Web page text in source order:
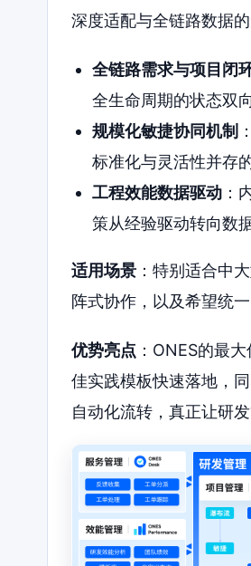
深度适配与全链路数据的
全链路需求与项目闭
全生命周期的状态双
规模化敏捷协同机制
标准化与灵活性并存
工程效能数据驱动：
策从经验驱动转向数
适用场景 ：特别适合中
阵式协作，以及希望统
优势亮点 ：ONES的最
佳实践模板快速落地，
自动化流转，真正让研